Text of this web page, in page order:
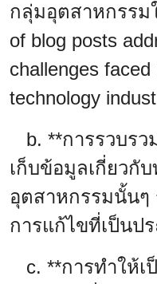
กลุ่มอุตสาหกรรม
of blog posts
challenges
technology
b. **การรวบรว
เก็บข้อมูลเกี่ยวกั
อุตสาหกรรมนั้นๆ
การแก้ไขที่เป็นป
c. **การทำให้เ